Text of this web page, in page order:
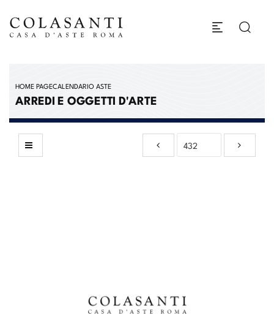
HOME PAGECALENDARIO ASTE
ARREDI E OGGETTI D'ARTE